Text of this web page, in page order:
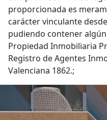
proporcionada es
carácter vinculante
pudiendo contener
Propiedad Inmobiliaria
Registro de Agentes
Valenciana 1862.;